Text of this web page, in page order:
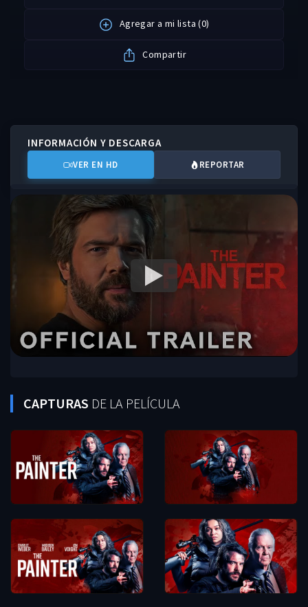
Agregar a mi lista (0)
Compartir
INFORMACIÓN Y DESCARGA
VER EN HD REPORTAR
CAPTURAS DE LA PELÍCULA